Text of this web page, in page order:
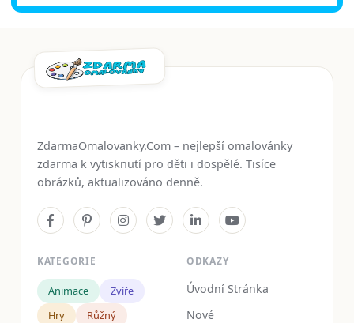
ZdarmaOmalovanky.Com – nejlepší omalovánky
zdarma k vytisknutí pro děti i dospělé. Tisíce
obrázků, aktualizováno denně.
KATEGORIE
Animace
Zvíře
Hry
Růžný
ODKAZY
Úvodní Stránka
Nové